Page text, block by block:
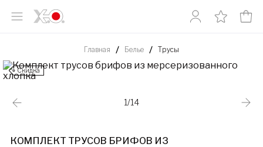
Главная Белье Трусы
Скидка
1/14
КОМПЛЕКТ ТРУСОВ БРИФОВ ИЗ